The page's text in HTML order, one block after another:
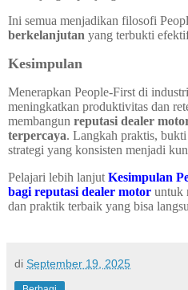
Ini semua menjadikan filosofi
berkelanjutan yang terbukti
Kesimpulan
Menerapkan People-First di
meningkatkan produktivitas dan
membangun reputasi dealer
terpercaya. Langkah praktis, bukti
strategi yang konsisten menjadi
Pelajari lebih lanjut Kesimpulan
bagi reputasi dealer motor untuk
dan praktik terbaik yang bisa
di September 19, 2025